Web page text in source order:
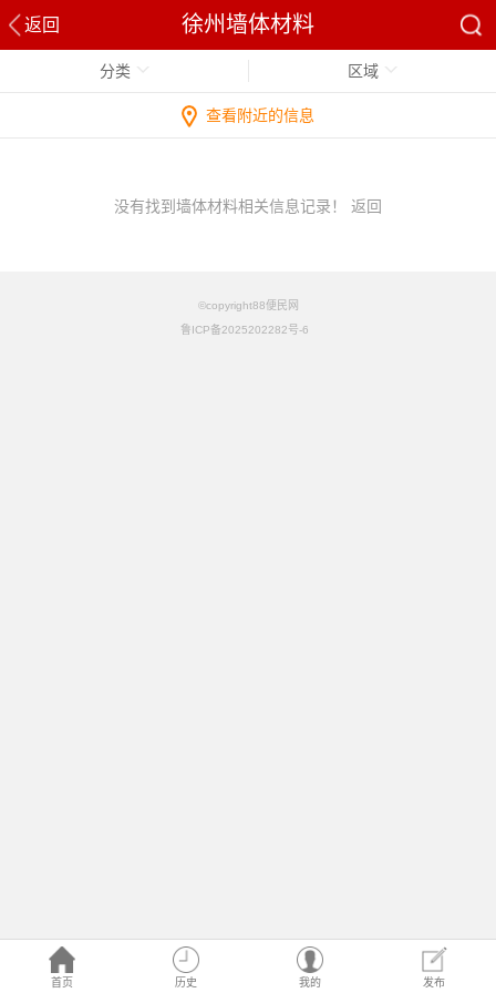
返回 徐州墙体材料
首页 历史 我的 发布
分类 区域
查看附近的信息
没有找到墙体材料相关信息记录！ 返回
©copyright88便民网
鲁ICP备2025202282号-6